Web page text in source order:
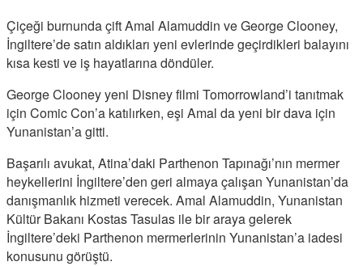
Çiçeği burnunda çift Amal Alamuddin ve George Clooney,
İngiltere’de satın aldıkları yeni evlerinde geçirdikleri balayını
kısa kesti ve iş hayatlarına döndüler.
George Clooney yeni Disney filmi Tomorrowland’i tanıtmak
için Comic Con’a katılırken, eşi Amal da yeni bir dava için
Yunanistan’a gitti.
Başarılı avukat, Atina’daki Parthenon Tapınağı’nın mermer
heykellerini İngiltere’den geri almaya çalışan Yunanistan’da
danışmanlık hizmeti verecek. Amal Alamuddin, Yunanistan
Kültür Bakanı Kostas Tasulas ile bir araya gelerek
İngiltere’deki Parthenon mermerlerinin Yunanistan’a iadesi
konusunu görüştü.